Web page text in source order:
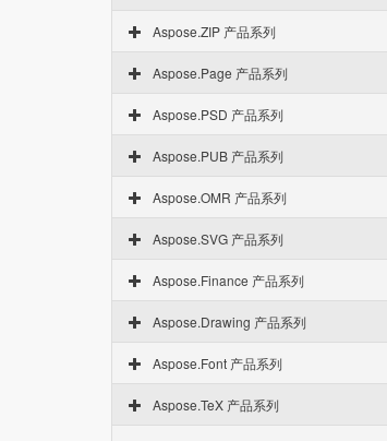
Aspose.ZIP 产品系列
Aspose.Page 产品系列
Aspose.PSD 产品系列
Aspose.PUB 产品系列
Aspose.OMR 产品系列
Aspose.SVG 产品系列
Aspose.Finance 产品系列
Aspose.Drawing 产品系列
Aspose.Font 产品系列
Aspose.TeX 产品系列